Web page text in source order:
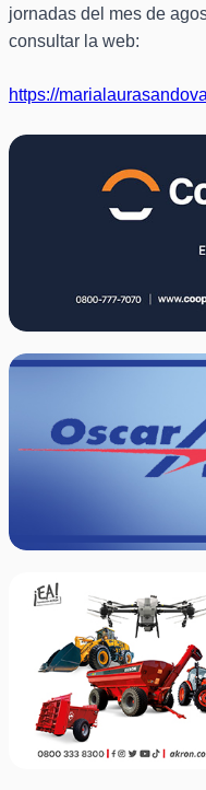
jornadas del mes de
consultar la web:
https://